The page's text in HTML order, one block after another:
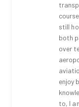
still
both
over
enjoy
to, I